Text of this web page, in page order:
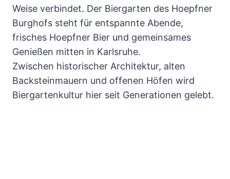
Weise verbindet. Der Biergarten des Hoepfner
Burghofs steht für entspannte Abende,
frisches Hoepfner Bier und gemeinsames
Genießen mitten in Karlsruhe.
Zwischen historischer Architektur, alten
Backsteinmauern und offenen Höfen wird
Biergartenkultur hier seit Generationen gelebt.